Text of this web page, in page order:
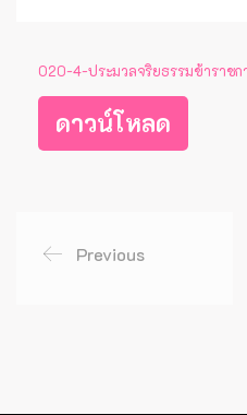
O20-4-ประมวลจริยธรรมข้าราชก
ดาวน์โหลด
Previous